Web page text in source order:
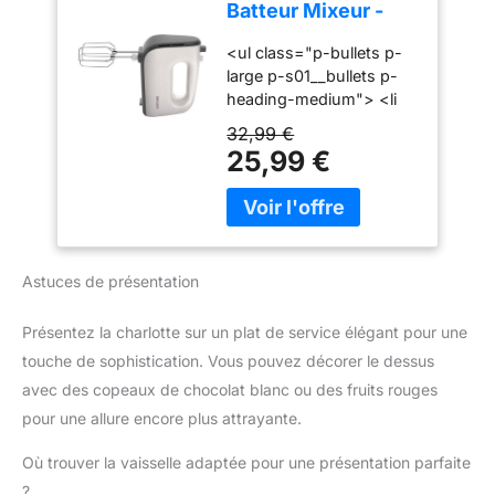
comme les pâtes
acier inoxydable durables
: Livré avec des fouets et
crochets pétrisseurs en
acier inoxydable pour
des performances fiables
et durables. Design
ergonomique et facile
d'utilisation : Poignée
ergonomique et bouton
changement rapide des
accessoires. Compact et
pratique pour un usage
quotidien : Léger, doté
d'un design compact, ce
Batteur Mixeur -
Fouets Coniques
pour Pâte Aérée, 5
Vitesses + Turbo,
Éjection Facile des
Accessoires, Clip
Attache-Cordon
(HR3741/00)
<ul class="p-bullets p-
large p-s01__bullets p-
heading-medium"> <li
s01__bullet">450 W</li>
<li class="p-
s01__bullet">5 vitesses
+ fonction Turbo</li> <li
32,99 €
25,99 €
Astuces de présentation
Présentez la charlotte sur un plat de service élégant pour une
touche de sophistication. Vous pouvez décorer le dessus
avec des copeaux de chocolat blanc ou des fruits rouges
pour une allure encore plus attrayante.
Où trouver la vaisselle adaptée pour une présentation parfaite